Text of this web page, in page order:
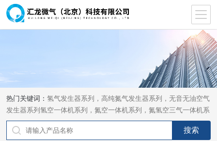
热门关键词：氢气发生器系列，高纯氮气发生器系列，无音无油空气
发生器系列氢空一体机系列，氮空一体机系列，氮氢空三气一体机系
列，气体净化器系列，代理日本DKK-TOA水质分析，水质检测仪
器，代理南韩SitekPH/离子计，DO计，电导计，多功能计，PH/DO/